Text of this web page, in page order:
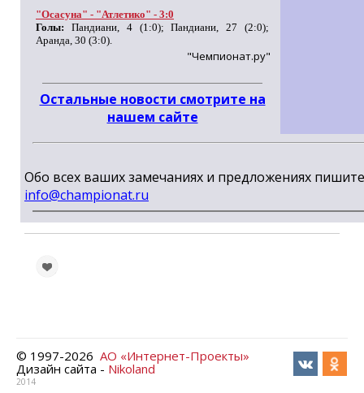
"Осасуна" - "Атлетико" - 3:0
Голы: Пандиани, 4 (1:0); Пандиани, 27 (2:0);
Аранда, 30 (3:0).
"Чемпионат.ру"
Остальные новости смотрите на
нашем сайте
Обо всех ваших замечаниях и предложениях пишите
info@championat.ru
© 1997-2026 АО «Интернет-Проекты»
Дизайн сайта - Nikoland
2014